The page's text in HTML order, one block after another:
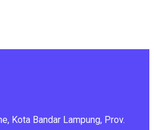
Kota Bandar Lampung, Prov.